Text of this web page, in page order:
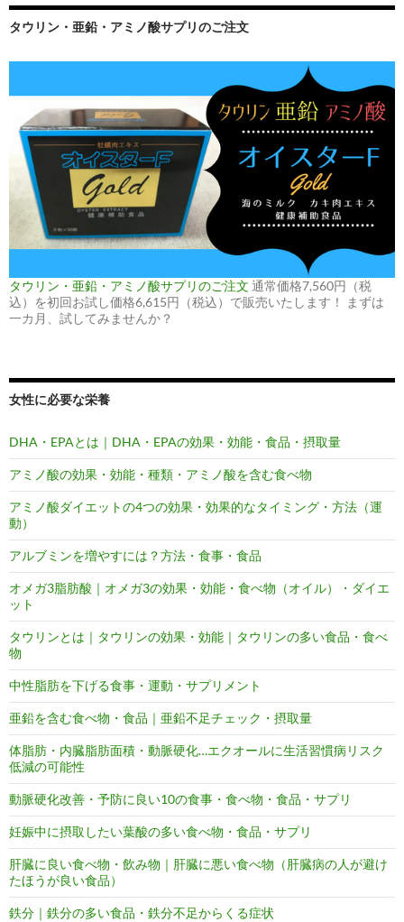
タウリン・亜鉛・アミノ酸サプリのご注文
タウリン・亜鉛・アミノ酸サプリのご注文 通常価格7,560円（税
込）を初回お試し価格6,615円（税込）で販売いたします！ まずは
一カ月、試してみませんか？
女性に必要な栄養
DHA・EPAとは｜DHA・EPAの効果・効能・食品・摂取量
アミノ酸の効果・効能・種類・アミノ酸を含む食べ物
アミノ酸ダイエットの4つの効果・効果的なタイミング・方法（運
動）
アルブミンを増やすには？方法・食事・食品
オメガ3脂肪酸｜オメガ3の効果・効能・食べ物（オイル）・ダイエ
ット
タウリンとは｜タウリンの効果・効能｜タウリンの多い食品・食べ
物
中性脂肪を下げる食事・運動・サプリメント
亜鉛を含む食べ物・食品｜亜鉛不足チェック・摂取量
体脂肪・内臓脂肪面積・動脈硬化…エクオールに生活習慣病リスク
低減の可能性
動脈硬化改善・予防に良い10の食事・食べ物・食品・サプリ
妊娠中に摂取したい葉酸の多い食べ物・食品・サプリ
肝臓に良い食べ物・飲み物｜肝臓に悪い食べ物（肝臓病の人が避け
たほうが良い食品）
鉄分｜鉄分の多い食品・鉄分不足からくる症状